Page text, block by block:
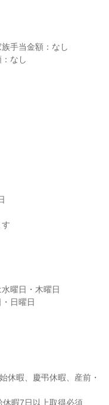
手当金額：なし
なし
曜日・木曜日
日曜日
休暇、慶弔休暇、産前・
暇7日以上取得必須